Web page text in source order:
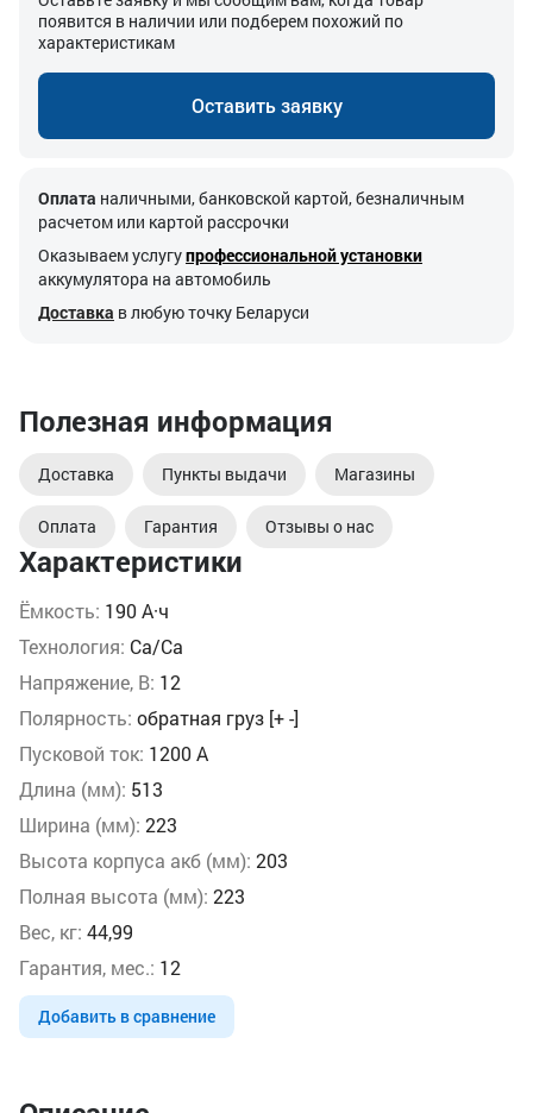
Характеристики
Ёмкость: 190 А·ч
Технология: Ca/Ca
Напряжение, В: 12
Полярность: обратная груз [+ -]
Пусковой ток: 1200 А
Длина (мм): 513
Ширина (мм): 223
Высота корпуса акб (мм): 203
Полная высота (мм): 223
Вес, кг: 44,99
Гарантия, мес.: 12
Добавить в сравнение
появится в наличии или подберем похожий по
характеристикам
Оставить заявку
Оплата наличными, банковской картой, безналичным
расчетом или картой рассрочки
Оказываем услугупрофессиональной установки
аккумулятора на автомобиль
Доставка в любую точку Беларуси
Полезная информация
Доставка Пункты выдачи Магазины
Оплата Гарантия Отзывы о нас